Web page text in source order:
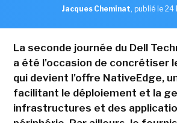
Jacques Cheminat, publié le 24
La seconde journée du Dell
a été l'occasion de concrétiser
qui devient l'offre NativeEdge,
facilitant le déploiement et la
infrastructures et des